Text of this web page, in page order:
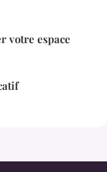
votre espace